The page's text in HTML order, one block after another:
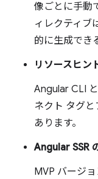
像ごとに手動
ィレクティブ
的に生成でき
リソースヒン
Angular CLI
ネクト タグ
あります。
Angular SSR
MVP バージ